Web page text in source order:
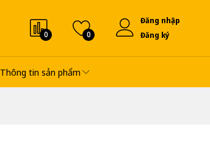
0 0
Đăng nhập
Đăng ký
Thông tin sản phẩm